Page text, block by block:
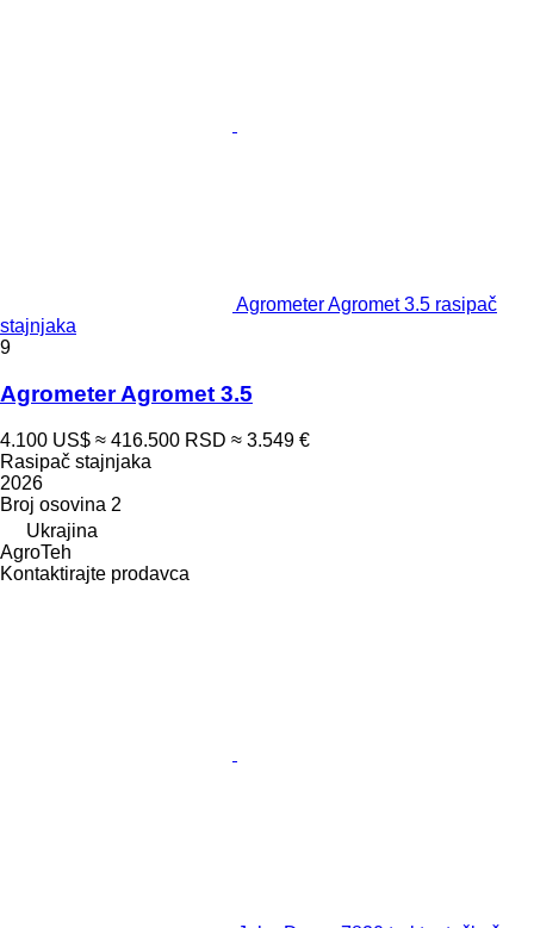
Agrometer Agromet 3.5 rasipač
stajnjaka
9
Agrometer Agromet 3.5
4.100 US$ ≈ 416.500 RSD ≈ 3.549 €
Rasipač stajnjaka
2026
Broj osovina 2
Ukrajina
AgroTeh
Kontaktirajte prodavca